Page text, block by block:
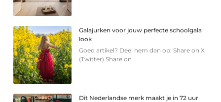
Galajurken voor jouw perfecte schoolgala
look
Goed artikel? Deel hem dan op: Share on X
(Twitter) Share on
Dit Nederlandse merk maakt je in 72 uur